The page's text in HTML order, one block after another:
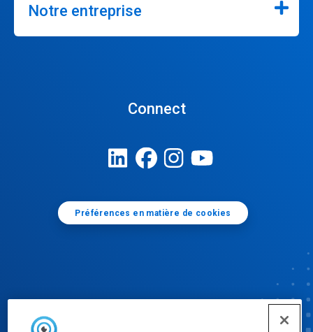
Notre entreprise
Connect
Préférences en matière de cookies